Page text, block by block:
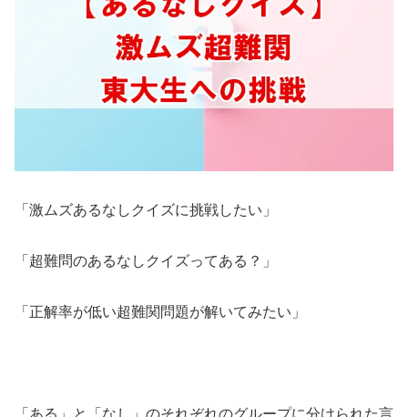
「激ムズあるなしクイズに挑戦したい」
「超難問のあるなしクイズってある？」
「正解率が低い超難関問題が解いてみたい」